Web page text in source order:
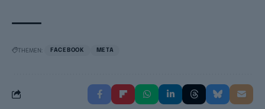
THEMEN: FACEBOOK META